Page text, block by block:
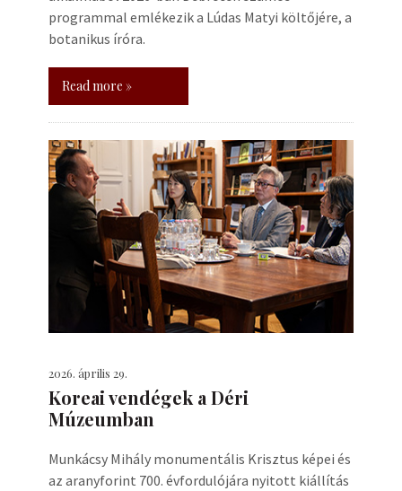
programmal emlékezik a Lúdas Matyi költőjére, a
botanikus íróra.
Read more »
2026. április 29.
Koreai vendégek a Déri
Múzeumban
Munkácsy Mihály monumentális Krisztus képei és
az aranyforint 700. évfordulójára nyitott kiállítás